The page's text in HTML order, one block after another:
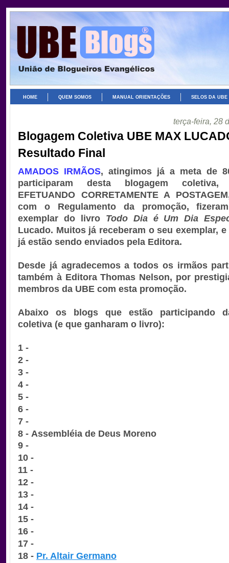
HOME QUEM SOMOS MANUAL ORIENTAÇÕES SELOS DA UBE
terça-feira, 28
Blogagem Coletiva UBE MAX
Resultado Final
AMADOS IRMÃOS, atingimos já a meta de
participaram desta blogagem
EFETUANDO CORRETAMENTE A
com o Regulamento da promoção,
exemplar do livro Todo Dia é Um Dia
Lucado. Muitos já receberam o seu exemplar,
já estão sendo enviados pela Editora.
Desde já agradecemos a todos os irmãos
também à Editora Thomas Nelson, por
membros da UBE com esta promoção.
Abaixo os blogs que estão participando
coletiva (e que ganharam o livro):
1 -
2 -
3 -
4 -
5 -
6 -
7 -
8 - Assembléia de Deus Moreno
9 -
10 -
11 -
12 -
13 -
14 -
15 -
16 -
17 -
18 - Pr. Altair Germano